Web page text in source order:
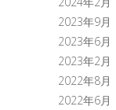
2023年9月
2023年6月
2023年2月
2022年8月
2022年6月